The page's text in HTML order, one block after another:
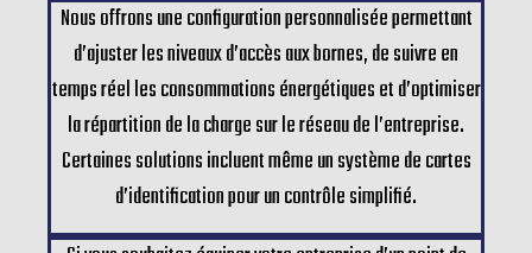
Nous offrons une configuration personnalisée permettant
d’ajuster les niveaux d’accès aux bornes, de suivre en
temps réel les consommations énergétiques et d’optimiser
la répartition de la charge sur le réseau de l’entreprise.
Certaines solutions incluent même un système de cartes
d’identification pour un contrôle simplifié.